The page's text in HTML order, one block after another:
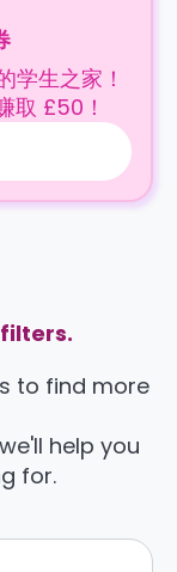
学生之家！
取 £50！
to find more
help you
for.